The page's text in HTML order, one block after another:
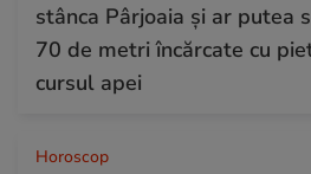
stânca Pârjoaia și ar putea
70 de metri încărcate cu
cursul apei
Horoscop